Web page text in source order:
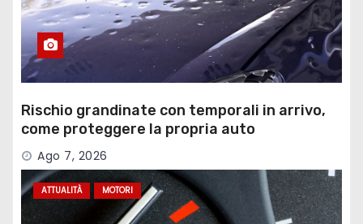
Rischio grandinate con temporali in arrivo,
come proteggere la propria auto
Ago 7, 2026
ATTUALITÀ MOTORI